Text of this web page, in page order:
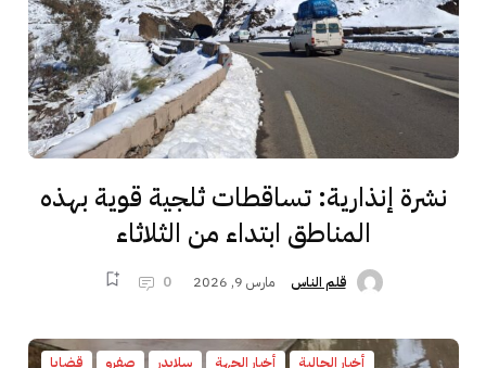
نشرة إنذارية: تساقطات ثلجية قوية بهذه
المناطق ابتداء من الثلاثاء
قلم الناس مارس 9, 2026 0
أخبار الجالية أخبار الجهة سلايدر صفرو قضايا